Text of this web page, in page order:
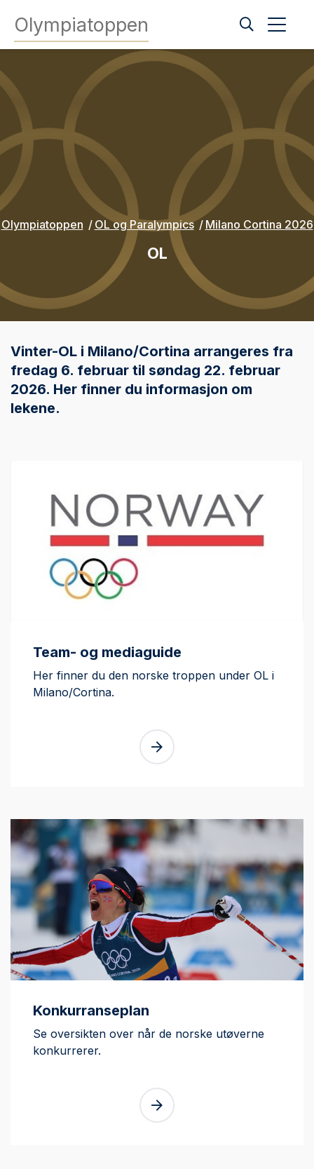
Olympiatoppen
Olympiatoppen OL og Paralympics Milano Cortina 2026
OL
Vinter-OL i Milano/Cortina arrangeres fra
fredag 6. februar til søndag 22. februar
2026. Her finner du informasjon om
lekene.
Team- og mediaguide
Her finner du den norske troppen under OL i
Milano/Cortina.
Konkurranseplan
Se oversikten over når de norske utøverne
konkurrerer.